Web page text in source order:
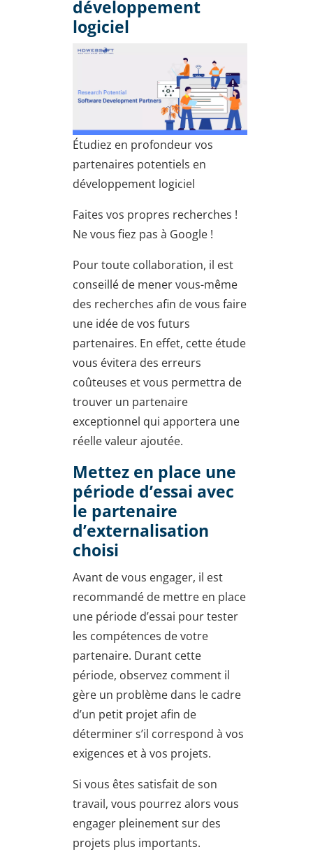
développement
logiciel
Étudiez en profondeur vos
partenaires potentiels en
développement logiciel
Faites vos propres recherches !
Ne vous fiez pas à Google !
Pour toute collaboration, il est
conseillé de mener vous-même
des recherches afin de vous faire
une idée de vos futurs
partenaires. En effet, cette étude
vous évitera des erreurs
coûteuses et vous permettra de
trouver un partenaire
exceptionnel qui apportera une
réelle valeur ajoutée.
Mettez en place une
période d’essai avec
le partenaire
d’externalisation
choisi
Avant de vous engager, il est
recommandé de mettre en place
une période d’essai pour tester
les compétences de votre
partenaire. Durant cette
période, observez comment il
gère un problème dans le cadre
d’un petit projet afin de
déterminer s’il correspond à vos
exigences et à vos projets.
Si vous êtes satisfait de son
travail, vous pourrez alors vous
engager pleinement sur des
projets plus importants.